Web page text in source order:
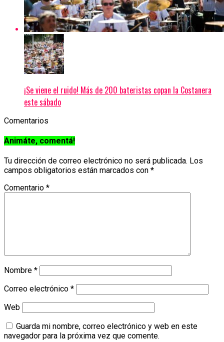
¡Se viene el ruido! Más de 200 bateristas copan la Costanera
este sábado
Comentarios
Animáte, comentá!
Tu dirección de correo electrónico no será publicada. Los
campos obligatorios están marcados con *
Comentario *
Nombre *
Correo electrónico *
Web
Guarda mi nombre, correo electrónico y web en este
navegador para la próxima vez que comente.